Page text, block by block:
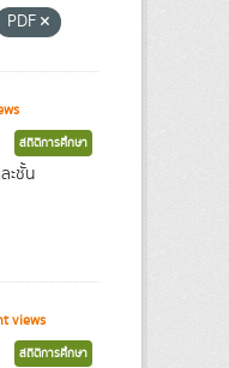
PDF
สถิติการศึกษา
ะชั้น
views
สถิติการศึกษา